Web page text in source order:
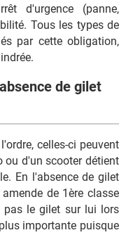
d'urgence (panne,
Tous les types de
par cette obligation,
de gilet
celles-ci peuvent
ou d'un scooter détient
En l'absence de gilet
de 1ère classe
pas le gilet sur lui lors
importante puisque